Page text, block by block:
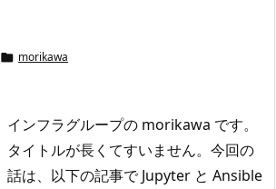
 morikawa
インフラグループの morikawa です。
タイトルが長くてすいません。 今回の
話は、以下の記事で Jupyter と Ansible